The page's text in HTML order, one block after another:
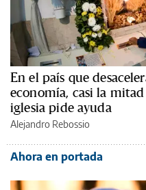
En el país que
economía, casi la
iglesia pide ayuda
Alejandro Rebossio
Ahora en portada